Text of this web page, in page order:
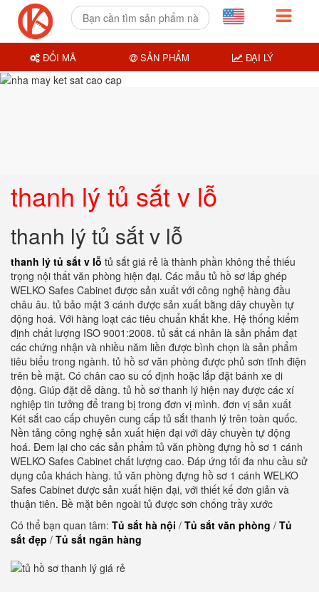
thanh lý tủ sắt v lỗ
thanh lý tủ sắt v lỗ
thanh lý tủ sắt v lỗ tủ sắt giá rẻ là thành phần không thể thiếu
trọng nội thất văn phòng hiện đại. Các mẫu tủ hồ sơ lắp ghép
WELKO Safes Cabinet được sản xuất với công nghệ hàng đầu
châu âu. tủ bảo mật 3 cánh được sản xuất bằng dây chuyền tự
động hoá. Với hàng loạt các tiêu chuẩn khắt khe. Hệ thống kiểm
định chất lượng ISO 9001:2008. tủ sắt cá nhân là sản phẩm đạt
các chứng nhận và nhiều năm liền được bình chọn là sản phẩm
tiêu biểu trong ngành. tủ hồ sơ văn phòng được phủ sơn tĩnh điện
trên bề mặt. Có chân cao su cố định hoặc lắp đặt bánh xe di
động. Giúp đặt dễ dàng. tủ hồ sơ thanh lý hiện nay được các xí
nghiệp tin tưởng để trang bị trong đơn vị mình. đơn vị sản xuất
Két sắt cao cấp chuyên cung cấp tủ sắt thanh lý trên toàn quốc.
Nền tảng công nghệ sản xuất hiện đại với dây chuyền tự động
hoá. Đem lại cho các sản phẩm tủ văn phòng đựng hồ sơ 1 cánh
WELKO Safes Cabinet chất lượng cao. Đáp ứng tối đa nhu cầu sử
dụng của khách hàng. tủ văn phòng đựng hồ sơ 1 cánh WELKO
Safes Cabinet được sản xuất hiện đại, với thiết kế đơn giản và
thuận tiên. Bề mặt bên ngoài tủ được sơn chống trầy xước
Có thể bạn quan tâm: Tủ sắt hà nội / Tủ sắt văn phòng / Tủ
sắt đẹp / Tủ sắt ngân hàng
ĐỔI MÃ SẢN PHẨM ĐẠI LÝ